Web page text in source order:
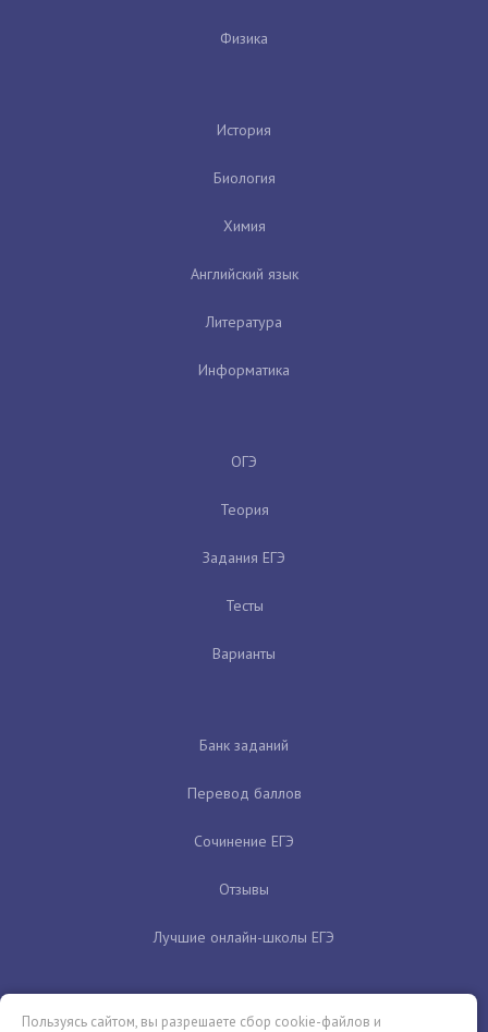
Физика
История
Биология
Химия
Английский язык
Литература
Информатика
ОГЭ
Теория
Задания ЕГЭ
Тесты
Варианты
Банк заданий
Перевод баллов
Сочинение ЕГЭ
Отзывы
Лучшие онлайн-школы ЕГЭ
Пользуясь сайтом, вы разрешаете сбор cookie-файлов и